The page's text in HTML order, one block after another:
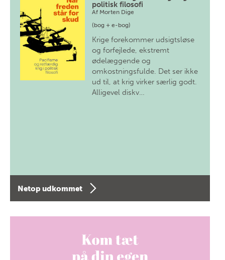
politisk filosofi
Af Morten Dige
(bog + e-bog)
Krige forekommer udsigtsløse
og forfejlede, ekstremt
ødelæggende og
omkostningsfulde. Det ser ikke
ud til, at krig virker særlig godt.
Alligevel diskv…
Netop udkommet